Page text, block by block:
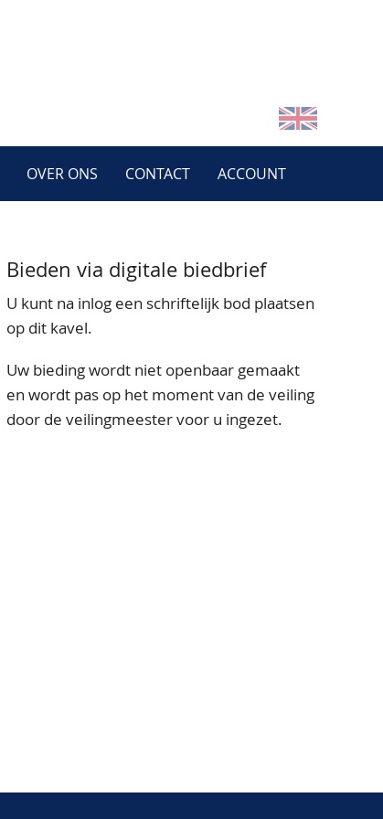
OVER ONS CONTACT ACCOUNT
Bieden via digitale biedbrief
U kunt na inlog een schriftelijk bod plaatsen
op dit kavel.
Uw bieding wordt niet openbaar gemaakt
en wordt pas op het moment van de veiling
door de veilingmeester voor u ingezet.